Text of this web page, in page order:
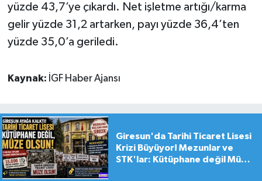
yüzde 43,7’ye çıkardı. Net işletme artığı/karma
gelir yüzde 31,2 artarken, payı yüzde 36,4’ten
yüzde 35,0’a geriledi.
Kaynak: İGF Haber Ajansı
Giresun'da Tarihi Ticaret Lisesi
Krizi Büyüyor! Mezunlar ve
STK'lar: Kütüphane değil Müze